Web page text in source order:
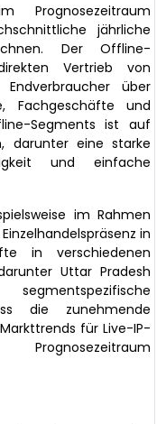
Prognosezeitraum
jährliche
Der Offline-
Vertrieb von
über
Fachgeschäfte und
Segments ist auf
darunter eine starke
und einfache
im Rahmen
in
in verschiedenen
Uttar Pradesh
die zunehmende
für Live-IP-